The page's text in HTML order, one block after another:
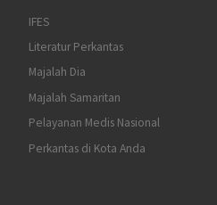
IFES
Literatur Perkantas
Majalah Dia
Majalah Samaritan
Pelayanan Medis Nasional
Perkantas di Kota Anda